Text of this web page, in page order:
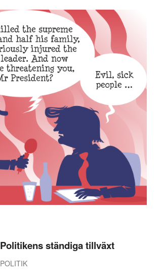
Politikens ständiga tillväxt
POLITIK